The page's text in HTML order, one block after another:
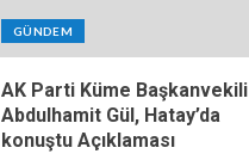
GÜNDEM
AK Parti Küme Başkanvekili
Abdulhamit Gül, Hatay’da
konuştu Açıklaması